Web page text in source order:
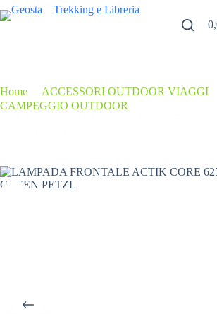
Salta
al
Home ACCESSORI OUTDOOR VIAGGI
CAMPEGGIO OUTDOOR